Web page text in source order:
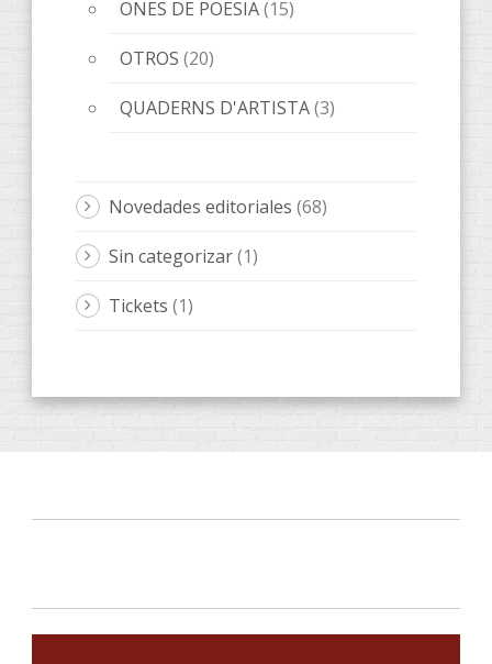
ONES DE POESIA(15)
OTROS (20)
QUADERNS D'ARTISTA(3)
Novedades editoriales (68)
Sin categorizar(1)
Tickets (1)